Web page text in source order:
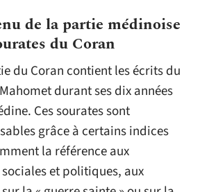
de la partie médinoise
du Coran
du Coran contient les écrits du
durant ses dix années
Ces sourates sont
grâce à certains indices
la référence aux
et politiques, aux